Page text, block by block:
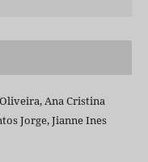
Ana Cristina
Jorge, Jianne Ines